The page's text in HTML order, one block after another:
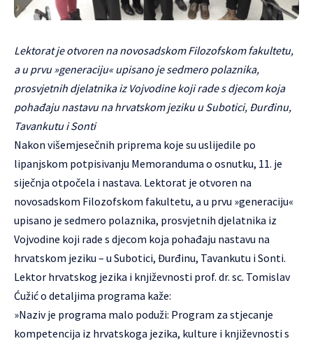
Lektorat je otvoren na novosadskom Filozofskom fakultetu,
a u prvu »generaciju« upisano je sedmero polaznika,
prosvjetnih djelatnika iz Vojvodine koji rade s djecom koja
pohađaju nastavu na hrvatskom jeziku u Subotici, Đurđinu,
Tavankutu i Sonti
Nakon višemjesečnih priprema koje su uslijedile po
lipanjskom potpisivanju Memoranduma o osnutku, 11. je
siječnja otpočela i nastava. Lektorat je otvoren na
novosadskom Filozofskom fakultetu, a u prvu »generaciju«
upisano je sedmero polaznika, prosvjetnih djelatnika iz
Vojvodine koji rade s djecom koja pohađaju nastavu na
hrvatskom jeziku – u Subotici, Đurđinu, Tavankutu i Sonti.
Lektor hrvatskog jezika i književnosti prof. dr. sc. Tomislav
Ćužić o detaljima programa kaže:
»Naziv je programa malo poduži: Program za stjecanje
kompetencija iz hrvatskoga jezika, kulture i književnosti s